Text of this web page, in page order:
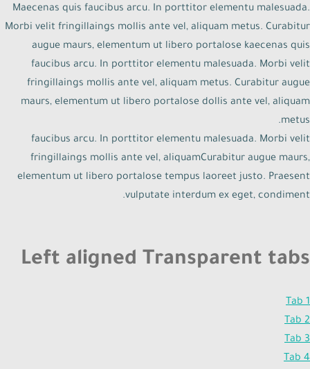
Maecenas quis faucibus arcu. In porttitor elementu malesuada.
Morbi velit fringillaings mollis ante vel, aliquam metus. Curabitur
augue maurs, elementum ut libero portalose kaecenas quis
faucibus arcu. In porttitor elementu malesuada. Morbi velit
fringillaings mollis ante vel, aliquam metus. Curabitur augue
maurs, elementum ut libero portalose dollis ante vel, aliquam
metus.
faucibus arcu. In porttitor elementu malesuada. Morbi velit
fringillaings mollis ante vel, aliquamCurabitur augue maurs,
elementum ut libero portalose tempus laoreet justo. Praesent
vulputate interdum ex eget, condiment.
Left aligned Transparent tabs
Tab 1
Tab 2
Tab 3
Tab 4